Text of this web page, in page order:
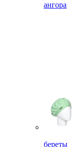
ангора
береты